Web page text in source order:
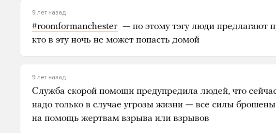
9 лет назад
#roomformanchester — по этому тэгу люди предлагают
кто в эту ночь не может попасть домой
9 лет назад
Служба скорой помощи предупредила людей, что
надо только в случае угрозы жизни — все силы брошены
на помощь жертвам взрыва или взрывов